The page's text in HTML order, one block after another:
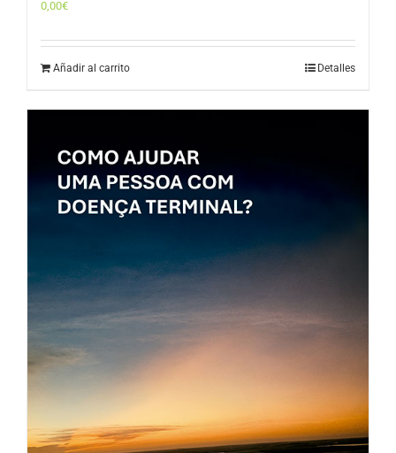
0,00€
Añadir al carrito Detalles